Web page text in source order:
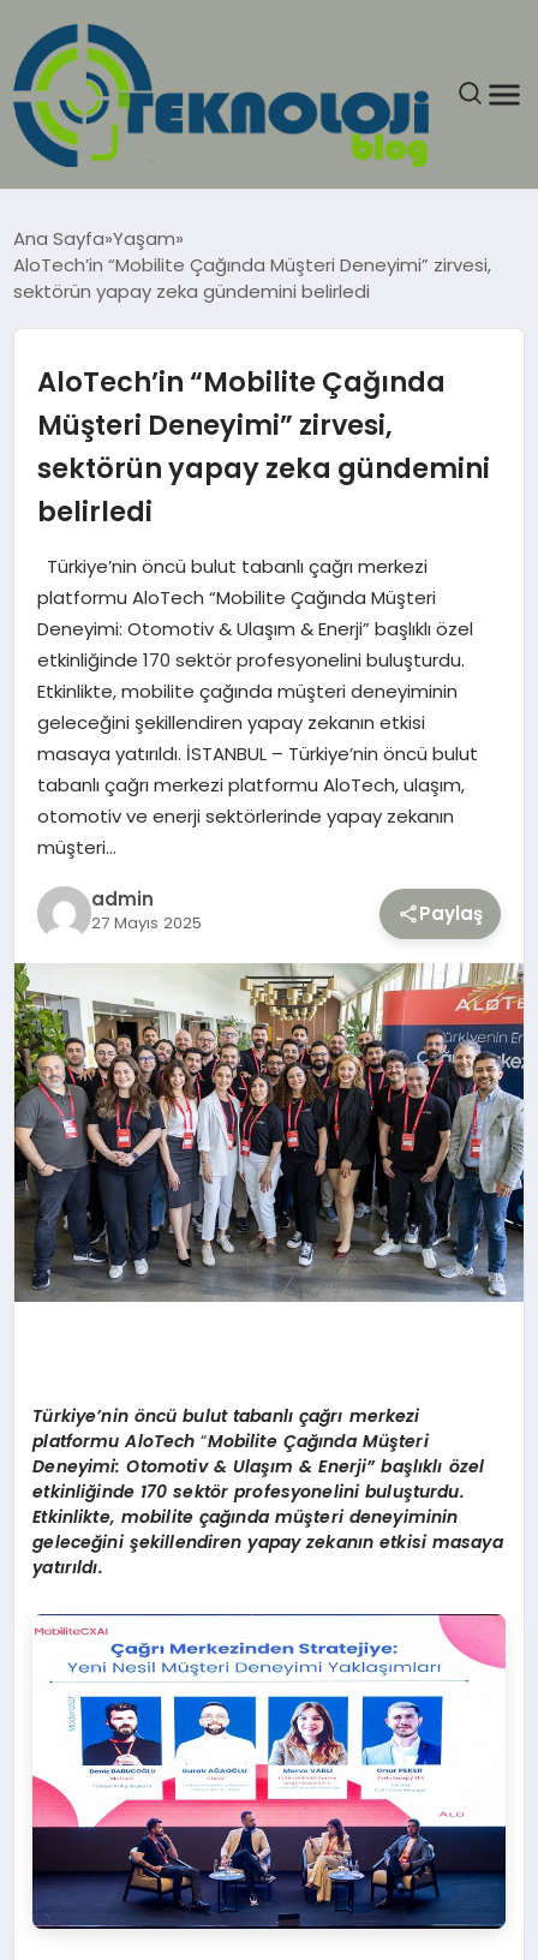
GÜNCEL
GENEL
TEKNOLOJI
YAŞAM
Ana Sayfa Yaşam
AloTech’in “Mobilite Çağında Müşteri Deneyimi” zirvesi,
sektörün yapay zeka gündemini belirledi
AloTech’in “Mobilite Çağında
Müşteri Deneyimi” zirvesi,
sektörün yapay zeka gündemini
belirledi
Türkiye’nin öncü bulut tabanlı çağrı merkezi
platformu AloTech “Mobilite Çağında Müşteri
Deneyimi: Otomotiv & Ulaşım & Enerji” başlıklı özel
etkinliğinde 170 sektör profesyonelini buluşturdu.
Etkinlikte, mobilite çağında müşteri deneyiminin
geleceğini şekillendiren yapay zekanın etkisi
masaya yatırıldı. İSTANBUL – Türkiye’nin öncü bulut
tabanlı çağrı merkezi platformu AloTech, ulaşım,
otomotiv ve enerji sektörlerinde yapay zekanın
müşteri…
admin
27 Mayıs 2025 Paylaş
Türkiye’nin öncü bulut tabanlı çağrı merkezi
platformu AloTech“Mobilite Çağında Müşteri
Deneyimi: Otomotiv & Ulaşım & Enerji” başlıklı özel
etkinliğinde 170 sektör profesyonelini buluşturdu.
Etkinlikte, mobilite çağında müşteri deneyiminin
geleceğini şekillendiren yapay zekanın etkisi masaya
yatırıldı.